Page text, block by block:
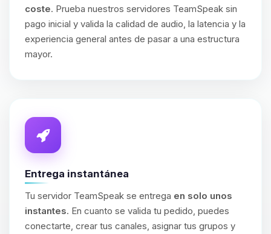
coste. Prueba nuestros servidores TeamSpeak sin
pago inicial y valida la calidad de audio, la latencia y la
experiencia general antes de pasar a una estructura
mayor.
Entrega instantánea
Tu servidor TeamSpeak se entrega en solo unos
instantes. En cuanto se valida tu pedido, puedes
conectarte, crear tus canales, asignar tus grupos y